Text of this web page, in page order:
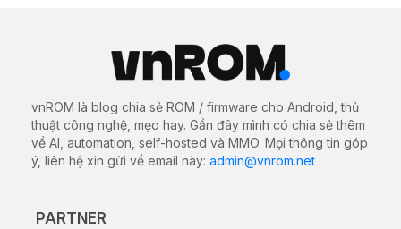
vnROM là blog chia sẻ ROM / firmware cho Android, thủ
thuật công nghệ, mẹo hay. Gần đây mình có chia sẻ thêm
về AI, automation, self-hosted và MMO. Mọi thông tin góp
ý, liên hệ xin gửi về email này: admin@vnrom.net
PARTNER